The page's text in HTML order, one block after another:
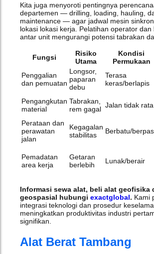
Kita juga menyoroti pentingnya
departemen — drilling, loading, hauling,
maintenance — agar jadwal mesin
lokasi lokasi kerja. Pelatihan operator dan
antar unit mengurangi potensi tabrakan
Fungsi
Risiko
Utama
Kondisi
Permukaan
Penggalian
dan pemuatan
Longsor,
paparan
debu
Terasa
keras/berlapis
Pengangkutan
material
Tabrakan,
rem gagal Jalan tidak rata
Perataan dan
perawatan
jalan
Kegagalan
stabilitas
Berbatu/
Pemadatan
area kerja
Getaran
berlebih
Lunak/berair
Informasi sewa alat, beli alat geofisika
geospasial hubungi exactglobal. Kami
integrasi teknologi dan prosedur
meningkatkan produktivitas industri
signifikan.
Alat Berat Tambang